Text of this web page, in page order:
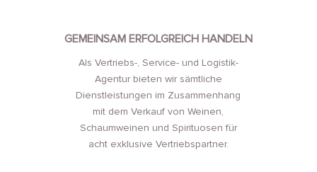
GEMEINSAM ERFOLGREICH HANDELN
Als Vertriebs-, Service- und Logistik-
Agentur bieten wir sämtliche
Dienstleistungen im Zusammenhang
mit dem Verkauf von Weinen,
Schaumweinen und Spirituosen für
acht exklusive Vertriebspartner.